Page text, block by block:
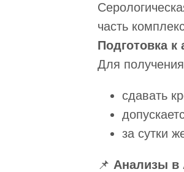
часть
Подготовка к
Для получения
сдавать
за сутки
📌 Анализы в